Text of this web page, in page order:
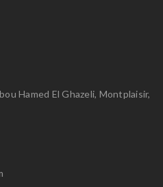
Hamed El Ghazeli, Montplaisir,